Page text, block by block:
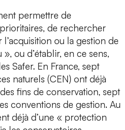
permettre de
de rechercher
ou la gestion de
ou d’établir, en ce sens,
Safer. En France, sept
naturels (CEN) ont déjà
fins de conservation, sept
conventions de gestion. Au
déjà d’une « protection